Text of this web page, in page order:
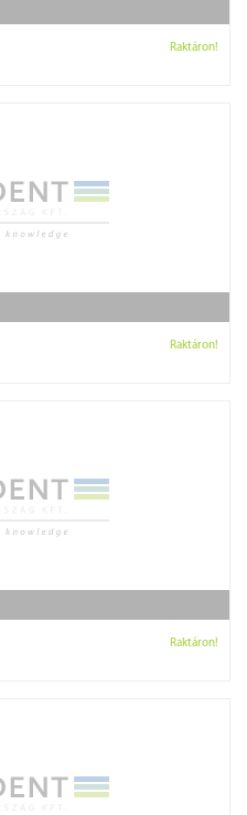
Raktáron!
Raktáron!
Raktáron!